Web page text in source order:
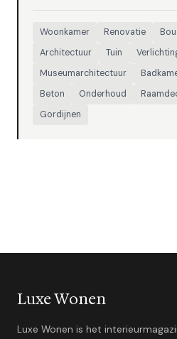
Woonkamer Renovatie
Architectuur
Tuin
Museumarchitectuur
Beton
Onderhoud
Gordijnen
Luxe Wonen
Luxe Wonen is het